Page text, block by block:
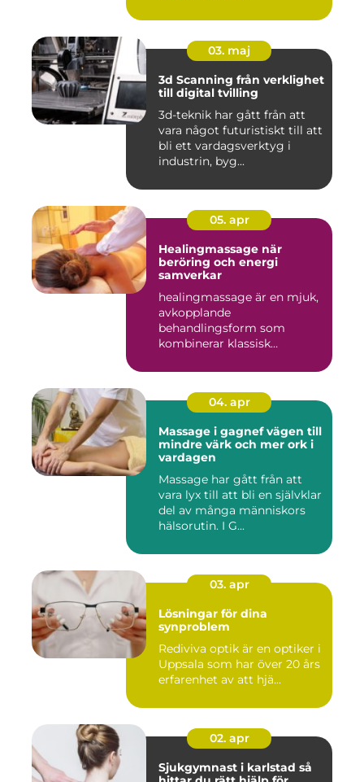
03. maj
3d Scanning från verklighet
till digital tvilling
3d-teknik har gått från att
vara något futuristiskt till att
bli ett vardagsverktyg i
industrin, byg...
05. apr
Healingmassage när
beröring och energi
samverkar
healingmassage är en mjuk,
avkopplande
behandlingsform som
kombinerar klassisk
04. apr
Massage i gagnef vägen till
mindre värk och mer ork i
vardagen
Massage har gått från att
vara lyx till att bli en självklar
del av många människors
hälsorutin. I G...
03. apr
Lösningar för dina
synproblem
Rediviva optik är en optiker i
Uppsala som har över 20 års
erfarenhet av att hjä...
02. apr
Sjukgymnast i karlstad så